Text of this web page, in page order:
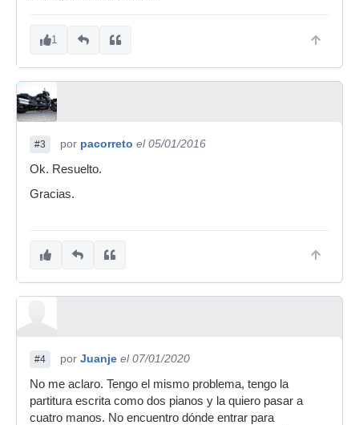
1
#3 por pacorreto el 05/01/2016
Ok. Resuelto.
Gracias.
#4 por Juanje el 07/01/2020
No me aclaro. Tengo el mismo problema, tengo la
partitura escrita como dos pianos y la quiero pasar a
cuatro manos. No encuentro dónde entrar para